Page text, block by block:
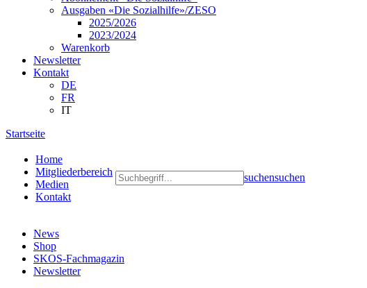
Ausgaben «Die Sozialhilfe»/ZESO
2025/2026
2023/2024
Warenkorb
Newsletter
Kontakt
DE
FR
IT
Startseite
Home
Mitgliederbereich
Medien
Kontakt
suchensuchen
News
Shop
SKOS-Fachmagazin
Newsletter